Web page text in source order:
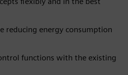
reducing energy consumption
functions with the existing